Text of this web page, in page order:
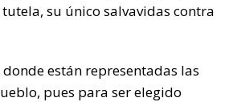
su único salvavidas contra
están representadas las
pues para ser elegido